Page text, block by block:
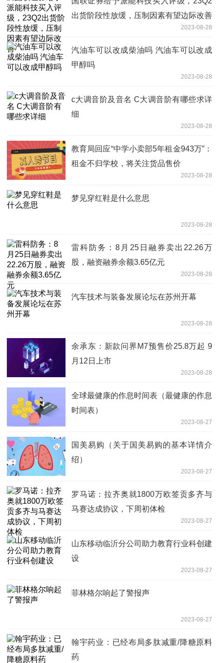
出货阶段性放缓，压制因素有望边际改善
2023-08-28
汽油车可以改成柴油吗 汽油车可以改成
甲醇吗
2023-08-28
c大调音阶及音名 C大调音阶有哪些求详
细
2023-08-28
教育局回应“中学小卖部5年租金943万”：
租金不归学校，将关注货品售价
2023-08-28
梦见穿红鞋是什么意思
2023-08-28
雷科防务：8月25日融券卖出22.26万
股，融资融券余额3.65亿元
2023-08-28
汽车技术与装备发展论坛在苏州开幕
2023-08-28
余承东：新款问界M7预售价25.8万起 9
月12日上市
2023-08-28
全球最健康的作息时间表（最健康的作息
时间表）
2023-08-27
国美易购（关于国美易购的基本详情介
绍）
2023-08-27
罗马诺：拉齐奥就1800万欧签贡多齐与
马赛达成协议，下周初体检
2023-08-27
山东移动临沂分公司助力教育行业科创建
设
2023-08-27
菲林格尔响起了警报声
2023-08-27
翰宇药业：已经布局多肽减重/降糖原料
药